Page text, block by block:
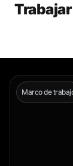
Marco de